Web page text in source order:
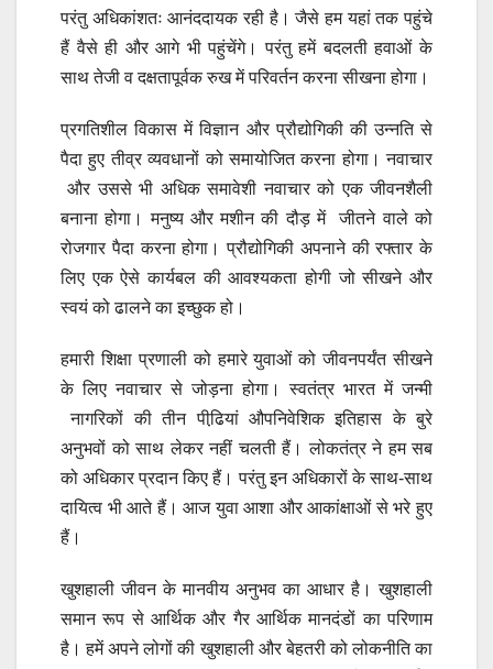
परंतु अधिकांशतः आनंददायक रही है। जैसे हम यहां तक पहुंचे
हैं वैसे ही और आगे भी पहुंचेंगे। परंतु हमें बदलती हवाओं के
साथ तेजी व दक्षतापूर्वक रुख में परिवर्तन करना सीखना होगा।
प्रगतिशील विकास में विज्ञान और प्रौद्योगिकी की उन्नति से
पैदा हुए तीव्र व्यवधानों को समायोजित करना होगा। नवाचार
और उससे भी अधिक समावेशी नवाचार को एक जीवनशैली
बनाना होगा। मनुष्य और मशीन की दौड़ में जीतने वाले को
रोजगार पैदा करना होगा। प्रौद्योगिकी अपनाने की रफ्तार के
लिए एक ऐसे कार्यबल की आवश्यकता होगी जो सीखने और
स्वयं को ढालने का इच्छुक हो।
हमारी शिक्षा प्रणाली को हमारे युवाओं को जीवनपर्यंत सीखने
के लिए नवाचार से जोड़ना होगा। स्वतंत्र भारत में जन्मी
नागरिकों की तीन पीढि़यां औपनिवेशिक इतिहास के बुरे
अनुभवों को साथ लेकर नहीं चलती हैं। लोकतंत्र ने हम सब
को अधिकार प्रदान किए हैं। परंतु इन अधिकारों के साथ-साथ
दायित्व भी आते हैं। आज युवा आशा और आकांक्षाओं से भरे हुए
हैं।
खुशहाली जीवन के मानवीय अनुभव का आधार है। खुशहाली
समान रूप से आर्थिक और गैर आर्थिक मानदंडों का परिणाम
है। हमें अपने लोगों की खुशहाली और बेहतरी को लोकनीति का